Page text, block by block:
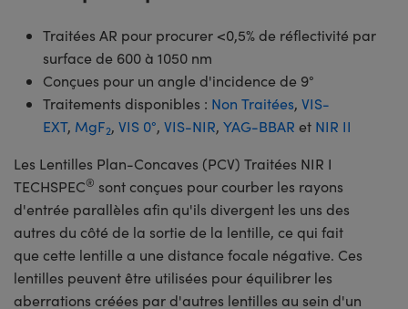
Traitées AR pour procurer <0,5% de réflectivité par
surface de 600 à 1050 nm
Conçues pour un angle d'incidence de 9°
Traitements disponibles : Non Traitées, VIS-
EXT, MgF2, VIS 0°, VIS-NIR, YAG-BBAR et NIR II
Les Lentilles Plan-Concaves (PCV) Traitées NIR I
TECHSPEC® sont conçues pour courber les rayons
d'entrée parallèles afin qu'ils divergent les uns des
autres du côté de la sortie de la lentille, ce qui fait
que cette lentille a une distance focale négative. Ces
lentilles peuvent être utilisées pour équilibrer les
aberrations créées par d'autres lentilles au sein d'un